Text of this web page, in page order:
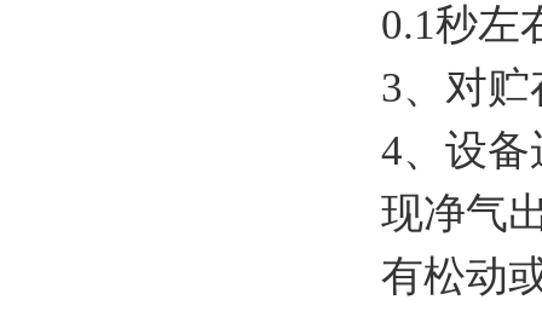
0.1秒左
3、对
4、设
现净气
有松动